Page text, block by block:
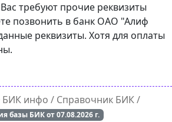
требуют прочие реквизиты
позвонить в банк ОАО "Алиф
реквизиты. Хотя для оплаты
БИК инфо / Справочник БИК /
базы БИК от07.08.2026г.